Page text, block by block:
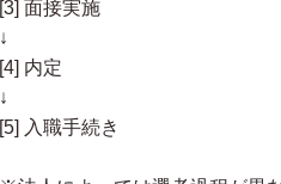
[3] 面接実施
↓
[4] 内定
↓
[5] 入職手続き